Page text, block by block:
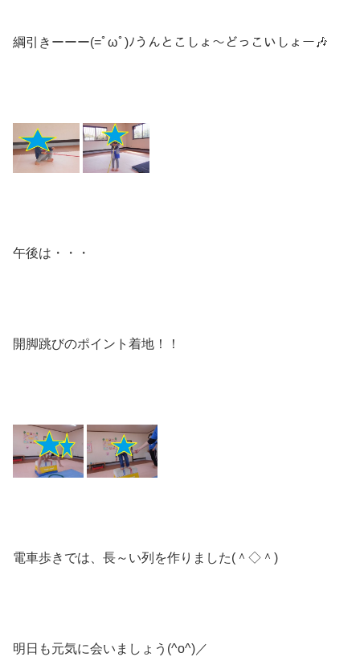
綱引きーーー(=ﾟωﾟ)ﾉうんとこしょ～どっこいしょー🎶
午後は・・・
開脚跳びのポイント着地！！
電車歩きでは、長～い列を作りました(＾◇＾)
明日も元気に会いましょう(^o^)／